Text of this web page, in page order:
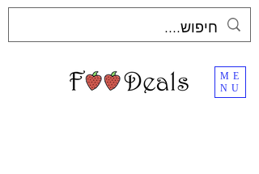
ME
NU